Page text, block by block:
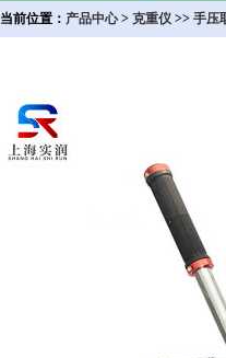
当前位置： 产品中心> 克重仪 >> 手压